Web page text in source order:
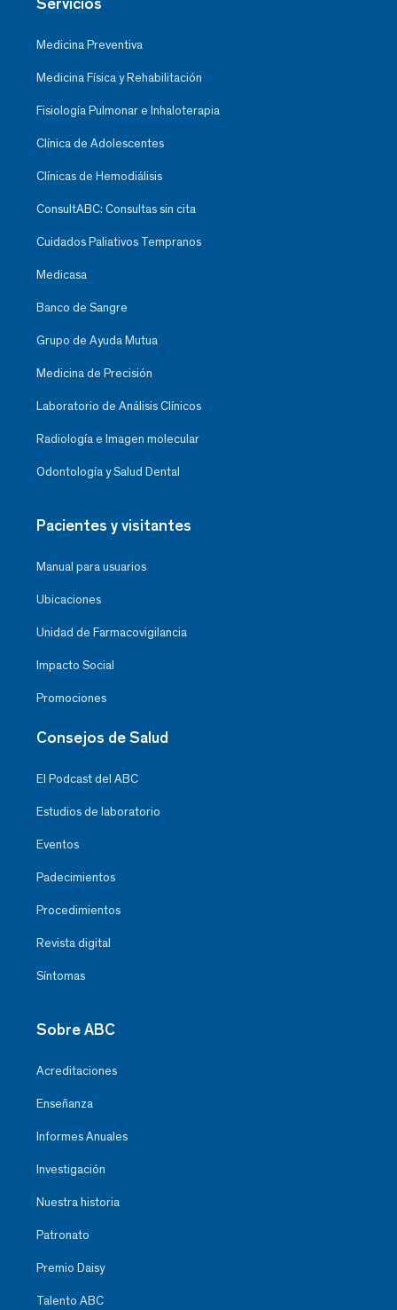
Medicina Preventiva
Medicina Física y Rehabilitación
Fisiología Pulmonar e Inhaloterapia
Clínica de Adolescentes
Clínicas de Hemodiálisis
ConsultABC: Consultas sin cita
Cuidados Paliativos Tempranos
Medicasa
Banco de Sangre
Grupo de Ayuda Mutua
Medicina de Precisión
Laboratorio de Análisis Clínicos
Radiología e Imagen molecular
Odontología y Salud Dental
Pacientes y visitantes
Manual para usuarios
Ubicaciones
Unidad de Farmacovigilancia
Impacto Social
Promociones
Consejos de Salud
El Podcast del ABC
Estudios de laboratorio
Eventos
Padecimientos
Procedimientos
Revista digital
Síntomas
Sobre ABC
Acreditaciones
Enseñanza
Informes Anuales
Investigación
Nuestra historia
Patronato
Premio Daisy
Talento ABC